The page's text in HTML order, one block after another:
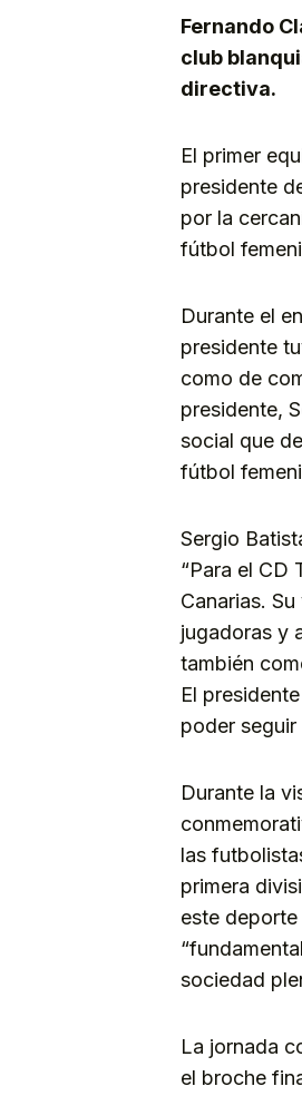
Fernando
club
directiva.
El primer
presidente
por la
fútbol
Durante el
presidente
como de
presidente,
social que
fútbol
Sergio
“Para el CD
Canarias.
jugadoras y
también
El
poder
Durante la
las
primera
este
sociedad
La jornada
el broche